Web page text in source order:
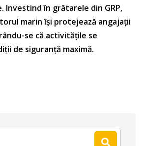
Investind în grătarele din GRP,
marin își protejează angajații
se că activitățile se
de siguranță maximă.